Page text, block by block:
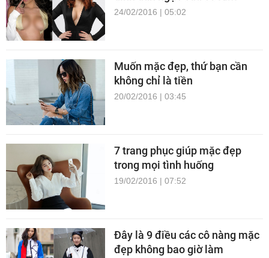
24/02/2016 | 05:02
Muốn mặc đẹp, thứ bạn cần
không chỉ là tiền
20/02/2016 | 03:45
7 trang phục giúp mặc đẹp
trong mọi tình huống
19/02/2016 | 07:52
Đây là 9 điều các cô nàng mặc
đẹp không bao giờ làm